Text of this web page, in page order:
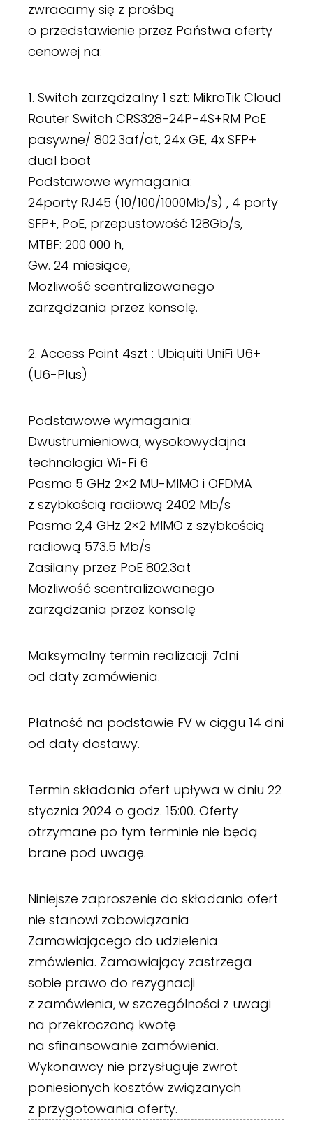
zwracamy się z prośbą
o przedstawienie przez Państwa oferty
cenowej na:
1. Switch zarządzalny 1 szt: MikroTik Cloud
Router Switch CRS328-24P-4S+RM PoE
pasywne/ 802.3af/at, 24x GE, 4x SFP+
dual boot
Podstawowe wymagania:
24porty RJ45 (10/100/1000Mb/s) , 4 porty
SFP+, PoE, przepustowość 128Gb/s,
MTBF: 200 000 h,
Gw. 24 miesiące,
Możliwość scentralizowanego
zarządzania przez konsolę.
2. Access Point 4szt : Ubiquiti UniFi U6+
(U6-Plus)
Podstawowe wymagania:
Dwustrumieniowa, wysokowydajna
technologia Wi-Fi 6
Pasmo 5 GHz 2×2 MU-MIMO i OFDMA
z szybkością radiową 2402 Mb/s
Pasmo 2,4 GHz 2×2 MIMO z szybkością
radiową 573.5 Mb/s
Zasilany przez PoE 802.3at
Możliwość scentralizowanego
zarządzania przez konsolę
Maksymalny termin realizacji: 7dni
od daty zamówienia.
Płatność na podstawie FV w ciągu 14 dni
od daty dostawy.
Termin składania ofert upływa w dniu 22
stycznia 2024 o godz. 15:00. Oferty
otrzymane po tym terminie nie będą
brane pod uwagę.
Niniejsze zaproszenie do składania ofert
nie stanowi zobowiązania
Zamawiającego do udzielenia
zmówienia. Zamawiający zastrzega
sobie prawo do rezygnacji
z zamówienia, w szczególności z uwagi
na przekroczoną kwotę
na sfinansowanie zamówienia.
Wykonawcy nie przysługuje zwrot
poniesionych kosztów związanych
z przygotowania oferty.